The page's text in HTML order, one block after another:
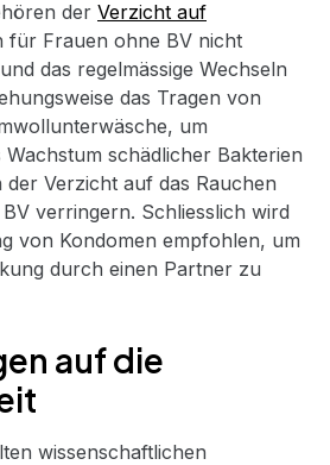
der Verzicht auf
für Frauen ohne BV nicht
das regelmässige Wechseln
das Tragen von
um
Wachstum schädlicher Bakterien
Verzicht auf das Rauchen
verringern. Schliesslich wird
von Kondomen empfohlen, um
durch einen Partner zu
auf die
wissenschaftlichen